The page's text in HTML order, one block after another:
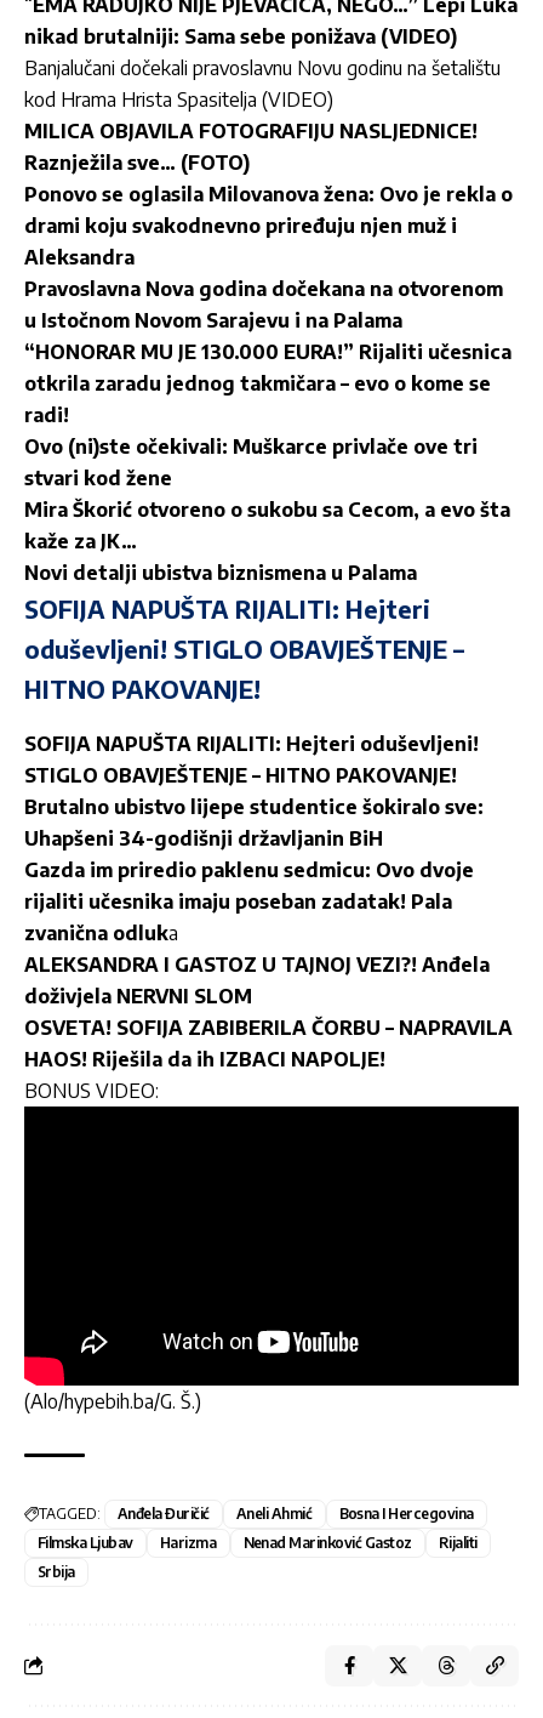
“ EMA RADUJKO NIJE PJEVAČICA, NEGO…” Lepi Luka
nikad brutalniji: Sama sebe ponižava (VIDEO)
Banjalučani dočekali pravoslavnu Novu godinu na šetalištu
kod Hrama Hrista Spasitelja (VIDEO)
MILICA OBJAVILA FOTOGRAFIJU NASLJEDNICE!
Raznježila sve… (FOTO)
Ponovo se oglasila Milovanova žena: Ovo je rekla o
drami koju svakodnevno priređuju njen muž i
Aleksandra
Pravoslavna Nova godina dočekana na otvorenom
u Istočnom Novom Sarajevu i na Palama
“HONORAR MU JE 130.000 EURA!” Rijaliti učesnica
otkrila zaradu jednog takmičara – evo o kome se
radi!
Ovo (ni)ste očekivali: Muškarce privlače ove tri
stvari kod žene
Mira Škorić otvoreno o sukobu sa Cecom, a evo šta
kaže za JK…
Novi detalji ubistva biznismena u Palama
SOFIJA NAPUŠTA RIJALITI: Hejteri
oduševljeni! STIGLO OBAVJEŠTENJE –
HITNO PAKOVANJE!
SOFIJA NAPUŠTA RIJALITI: Hejteri oduševljeni!
STIGLO OBAVJEŠTENJE – HITNO PAKOVANJE!
Brutalno ubistvo lijepe studentice šokiralo sve:
Uhapšeni 34-godišnji državljanin BiH
Gazda im priredio paklenu sedmicu: Ovo dvoje
rijaliti učesnika imaju poseban zadatak! Pala
zvanična odluka
ALEKSANDRA I GASTOZ U TAJNOJ VEZI?! Anđela
doživjela NERVNI SLOM
OSVETA! SOFIJA ZABIBERILA ČORBU – NAPRAVILA
HAOS! Riješila da ih IZBACI NAPOLJE!
BONUS VIDEO:
(Alo/hypebih.ba/G. Š.)
TAGGED: Anđela Đuričić Aneli Ahmić
Bosna I Hercegovina
Filmska Ljubav
Harizma Nenad Marinković Gastoz
Rijaliti
Srbija